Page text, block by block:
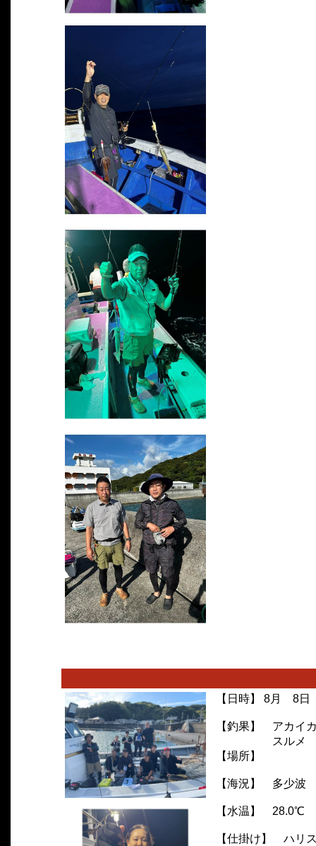
【日時】 8月 8日
【釣果】 ア
ス
【場所】
【海況】 多少波
【水温】 28.0℃
【仕掛け】 ハ